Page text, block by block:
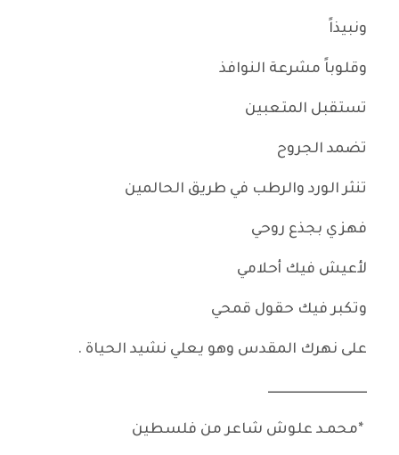
ونبيذاً
وقلوباً مشرعة النوافذ
تستقبل المتعبين
تضمد الجروح
تنثر الورد والرطب في طريق الحالمين
فهزي بجذع روحي
لأعيش فيك أحلامي
وتكبر فيك حقول قمحي
على نهرك المقدس وهو يعلي نشيد الحياة .
ـــــــــــــــــــــــــــــــــــــ
*محمـد علوش شاعر من فلسطين